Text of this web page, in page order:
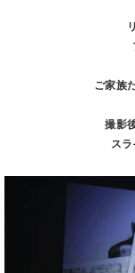
ご家族
撮影
ス